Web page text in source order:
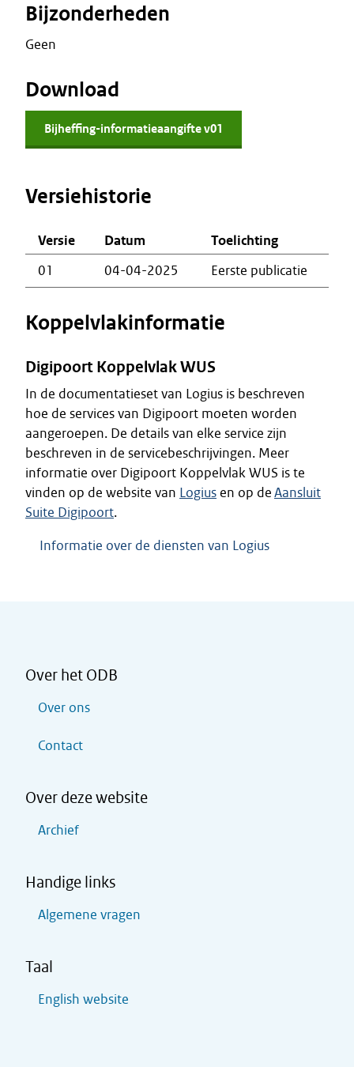
Bijzonderheden
Geen
Download
Bijheffing-informatieaangifte v01
Versiehistorie
Versie Datum
Toelichting
01
04-04-2025 Eerste publicatie
Koppelvlakinformatie
Digipoort Koppelvlak WUS
In de documentatieset van Logius is beschreven
hoe de services van Digipoort moeten worden
aangeroepen. De details van elke service zijn
beschreven in de servicebeschrijvingen. Meer
informatie over Digipoort Koppelvlak WUS is te
vinden op de website van Logius en op deAansluit
Suite Digipoort.
Informatie over de diensten van Logius
Over het ODB
Over ons
Contact
Over deze website
Archief
Handige links
Algemene vragen
Taal
English website